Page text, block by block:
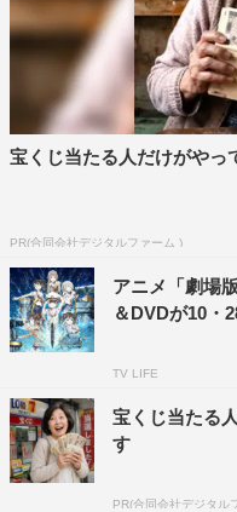
宝くじ当たる人だけがやっ
PR(合同会社デジタルファーム )
アニメ「劇場
＆DVDが10・
TV LIFE
宝くじ当たる
す
PR(合同会社デジタル